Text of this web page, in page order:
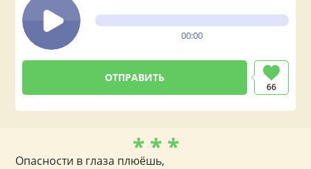
00:00
66
* * *
Опасности в глаза плюёшь,